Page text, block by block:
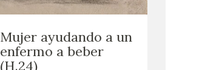
Mujer ayudando a un
enfermo a beber
(H.24)